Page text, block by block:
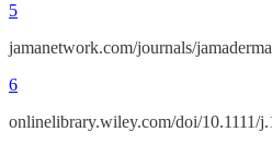
5
jamanetwork.com/journals/
6
onlinelibrary.wiley.com/doi/10.1111/